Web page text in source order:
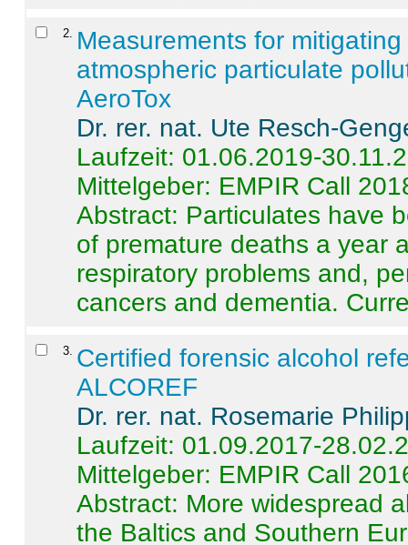
2
Measurements for
atmospheric particulate
AeroTox
Dr. rer. nat. Ute Resch-
Laufzeit: 01.06.2019-
Mittelgeber: EMPIR Call
Abstract: Particulates have
of premature deaths a year
respiratory problems and,
cancers and dementia.
3 Certified forensic alcohol
ALCOREF
Dr. rer. nat. Rosemarie
Laufzeit: 01.09.2017-
Mittelgeber: EMPIR Call
Abstract: More widespread
the Baltics and Southern